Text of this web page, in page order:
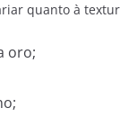
quanto à
oro;